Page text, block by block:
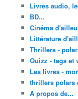
Livres audio,
BD...
Cinéma
Littérature
Thrillers -
Quizz - tags et
Les livres -
thrillers polars
A propos de...